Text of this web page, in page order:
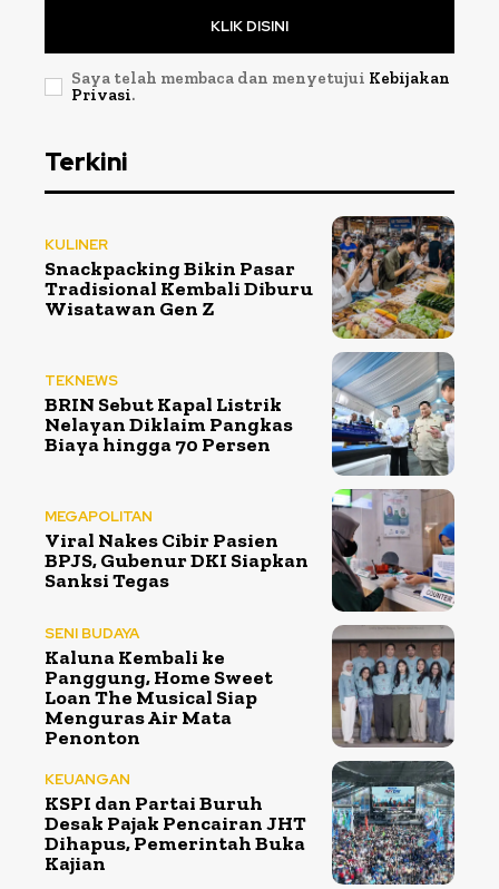
KLIK DISINI
Saya telah membaca dan menyetujui Kebijakan
Privasi.
Terkini
KULINER
Snackpacking Bikin Pasar
Tradisional Kembali Diburu
Wisatawan Gen Z
TEKNEWS
BRIN Sebut Kapal Listrik
Nelayan Diklaim Pangkas
Biaya hingga 70 Persen
MEGAPOLITAN
Viral Nakes Cibir Pasien
BPJS, Gubenur DKI Siapkan
Sanksi Tegas
SENI BUDAYA
Kaluna Kembali ke
Panggung, Home Sweet
Loan The Musical Siap
Menguras Air Mata
Penonton
KEUANGAN
KSPI dan Partai Buruh
Desak Pajak Pencairan JHT
Dihapus, Pemerintah Buka
Kajian